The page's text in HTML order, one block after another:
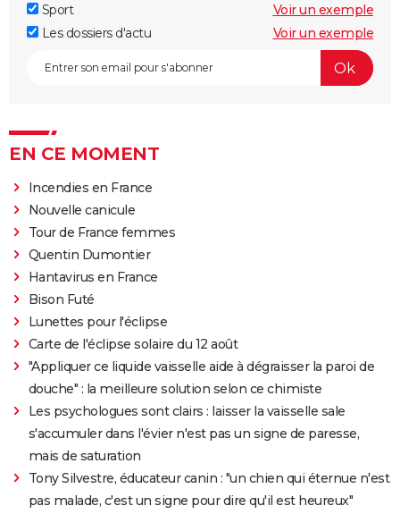
Sport
Voir un exemple
Les dossiers d'actu
Voir un exemple
EN CE MOMENT
Incendies en France
Nouvelle canicule
Tour de France femmes
Quentin Dumontier
Hantavirus en France
Bison Futé
Lunettes pour l'éclipse
Carte de l'éclipse solaire du 12 août
"Appliquer ce liquide vaisselle aide à dégraisser la paroi de
douche" : la meilleure solution selon ce chimiste
Les psychologues sont clairs : laisser la vaisselle sale
s'accumuler dans l'évier n'est pas un signe de paresse,
mais de saturation
Tony Silvestre, éducateur canin : "un chien qui éternue n'est
pas malade, c'est un signe pour dire qu'il est heureux"